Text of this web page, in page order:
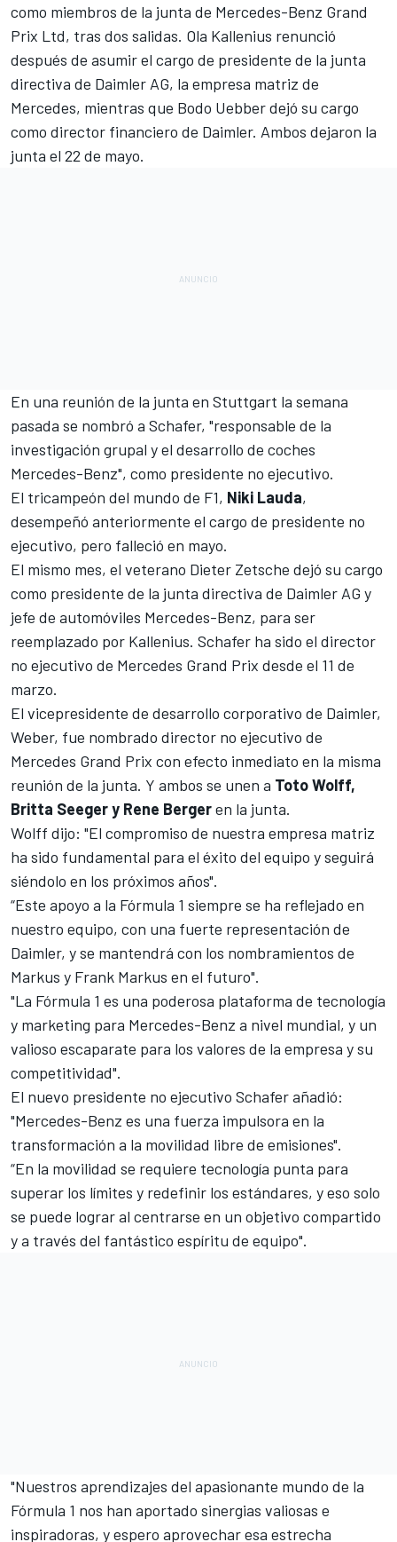
como miembros de la junta de Mercedes-Benz Grand
Prix Ltd, tras dos salidas. Ola Kallenius renunció
después de asumir el cargo de presidente de la junta
directiva de Daimler AG, la empresa matriz de
Mercedes, mientras que Bodo Uebber dejó su cargo
como director financiero de Daimler. Ambos dejaron la
junta el 22 de mayo.
En una reunión de la junta en Stuttgart la semana
pasada se nombró a Schafer, "responsable de la
investigación grupal y el desarrollo de coches
Mercedes-Benz", como presidente no ejecutivo.
El tricampeón del mundo de F1, Niki Lauda, ​​
desempeñó anteriormente el cargo de presidente no
ejecutivo, pero falleció en mayo.
El mismo mes, el veterano Dieter Zetsche dejó su cargo
como presidente de la junta directiva de Daimler AG y
jefe de automóviles Mercedes-Benz, para ser
reemplazado por Kallenius. Schafer ha sido el director
no ejecutivo de Mercedes Grand Prix desde el 11 de
marzo.
El vicepresidente de desarrollo corporativo de Daimler,
Weber, fue nombrado director no ejecutivo de
Mercedes Grand Prix con efecto inmediato en la misma
reunión de la junta. Y ambos se unen a Toto Wolff,
Britta Seeger y Rene Bergeren la junta.
Wolff dijo: "El compromiso de nuestra empresa matriz
ha sido fundamental para el éxito del equipo y seguirá
siéndolo en los próximos años".
“Este apoyo a la Fórmula 1 siempre se ha reflejado en
nuestro equipo, con una fuerte representación de
Daimler, y se mantendrá con los nombramientos de
Markus y Frank Markus en el futuro".
"La Fórmula 1 es una poderosa plataforma de tecnología
y marketing para Mercedes-Benz a nivel mundial, y un
valioso escaparate para los valores de la empresa y su
competitividad".
El nuevo presidente no ejecutivo Schafer añadió:
"Mercedes-Benz es una fuerza impulsora en la
transformación a la movilidad libre de emisiones".
“En la movilidad se requiere tecnología punta para
superar los límites y redefinir los estándares, y eso solo
se puede lograr al centrarse en un objetivo compartido
y a través del fantástico espíritu de equipo".
"Nuestros aprendizajes del apasionante mundo de la
Fórmula 1 nos han aportado sinergias valiosas e
inspiradoras, y espero aprovechar esa estrecha